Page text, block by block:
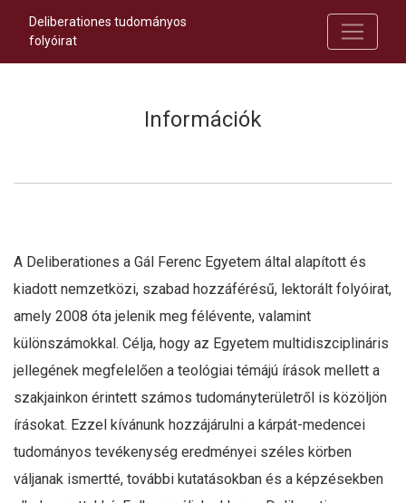
Deliberationes tudományos
folyóirat
Információk
A Deliberationes a Gál Ferenc Egyetem által alapított és
kiadott nemzetközi, szabad hozzáférésű, lektorált folyóirat,
amely 2008 óta jelenik meg félévente, valamint
különszámokkal. Célja, hogy az Egyetem multidiszciplináris
jellegének megfelelően a teológiai témájú írások mellett a
szakjainkon érintett számos tudományterületről is közöljön
írásokat. Ezzel kívánunk hozzájárulni a kárpát-medencei
tudományos tevékenység eredményei széles körben
váljanak ismertté, további kutatásokban és a képzésekben